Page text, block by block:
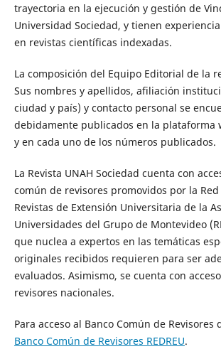
trayectoria en la ejecución y gestión de
Universidad Sociedad, y tienen
en revistas científicas indexadas.
La composición del Equipo Editorial de la
Sus nombres y apellidos, afiliación
ciudad y país) y contacto personal se
debidamente publicados en la plataforma
y en cada uno de los números publicados.
La Revista UNAH Sociedad cuenta con
común de revisores promovidos por la
Revistas de Extensión Universitaria de la
Universidades del Grupo de Montevideo
que nuclea a expertos en las temáticas
originales recibidos requieren para ser
evaluados. Asimismo, se cuenta con
revisores nacionales.
Para acceso al Banco Común de Revisores
Banco Común de Revisores REDREU.